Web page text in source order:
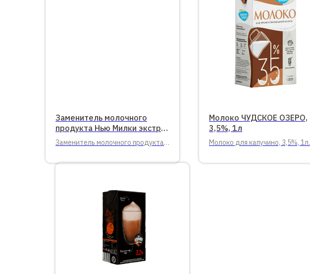
Заменитель молочного
продукта Нью Милки экстра
1 кг.
Заменитель молочного продукта
Молоко ЧУДСКОЕ ОЗЕРО,
3,5%, 1л
Молоко для капучино, 3,5%, 1л.